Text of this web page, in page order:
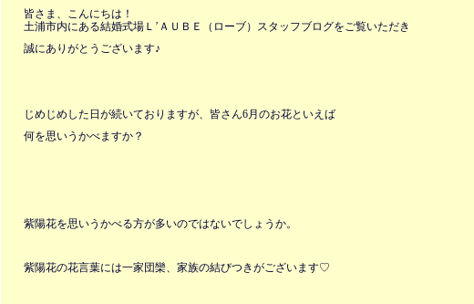
皆さま、こんにちは！
土浦市内にある結婚式場Ｌ’ＡＵＢＥ（ローブ）スタッフブログをご覧いただき
誠にありがとうございます♪
じめじめした日が続いておりますが、皆さん6月のお花といえば
何を思いうかべますか？
紫陽花を思いうかべる方が多いのではないでしょうか。
紫陽花の花言葉には一家団欒、家族の結びつきがございます♡